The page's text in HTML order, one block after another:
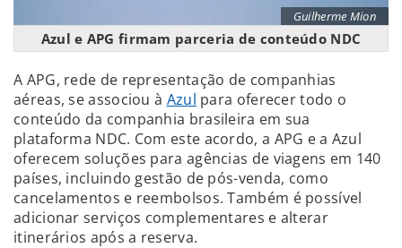
Guilherme Mion
Azul e APG firmam parceria de conteúdo NDC
A APG, rede de representação de companhias
aéreas, se associou à Azul para oferecer todo o
conteúdo da companhia brasileira em sua
plataforma NDC. Com este acordo, a APG e a Azul
oferecem soluções para agências de viagens em 140
países, incluindo gestão de pós-venda, como
cancelamentos e reembolsos. Também é possível
adicionar serviços complementares e alterar
itinerários após a reserva.